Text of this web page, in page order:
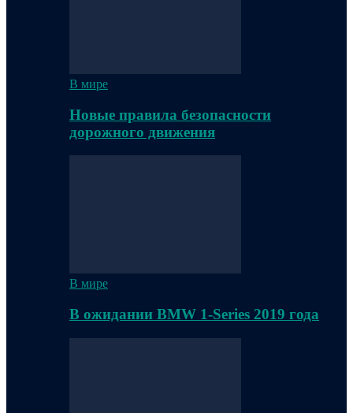
В мире
Новые правила безопасности
дорожного движения
В мире
В ожидании BMW 1-Series 2019 года